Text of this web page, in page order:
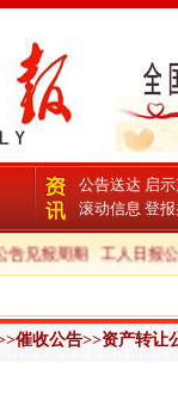
公告送达 启
滚动信息 登
见报周期 工人日报公
催收公告>>资产转让